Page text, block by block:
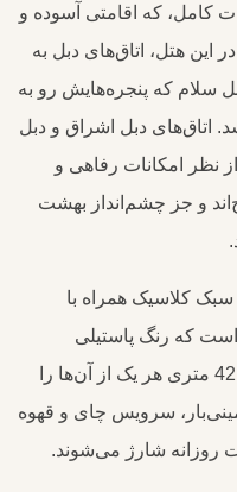
کامل، که اقامتی آسوده و
این هتل، اتاق‌های دبل به
سلام که پنجره‌هایش رو به
اتاق‌های دبل اشراق و دبل
نظر امکانات رفاهی و
و جز چشم‌انداز بهشت
کلاسیک همراه با
که رنگ پاستیلی
استفاده شده در اتاق‌ها، زیبایی محیط 42 متری هر یک از آن‌ها را
سرویس چای و قهوه
روزانه شارژ می‌شوند.